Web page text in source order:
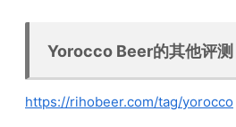
Yorocco Beer的其他评测
https://rihobeer.com/tag/yorocco